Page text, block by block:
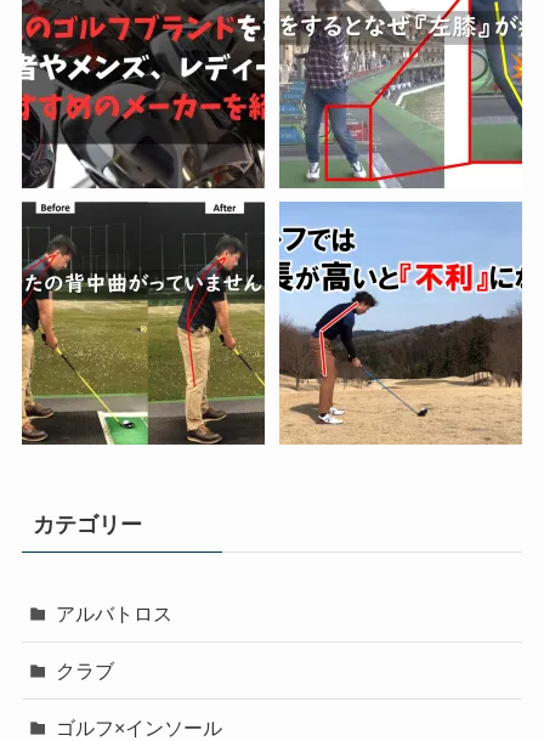
カテゴリー
アルバトロス
クラブ
ゴルフ×インソール